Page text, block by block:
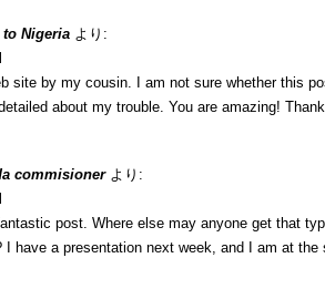
Nigeria より:
site by my cousin. I am not sure whether this
about my trouble. You are amazing!
commisioner より:
post. Where else may anyone get that
I have a presentation next week, and I am at the